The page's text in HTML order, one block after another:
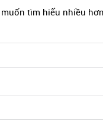
tìm hiểu nhiều